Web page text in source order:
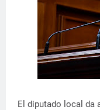
El diputado local da